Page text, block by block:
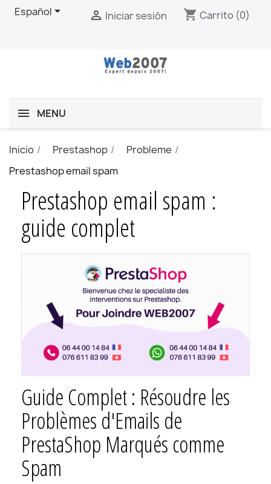
Español  Iniciar sesión shopping_cart Carrito (0)
MENU
Inicio Prestashop
Probleme
Prestashop email spam
Prestashop email spam :
guide complet
Guide Complet : Résoudre les
Problèmes d'Emails de
PrestaShop Marqués comme
Spam